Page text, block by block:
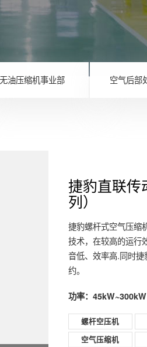
无油压缩机事业部 空气后部
捷豹直联传
列）
捷豹螺杆式空气压缩
技术，在较高的运行
音低、效率高.同时
约。
功率：45kW~300kW
螺杆空压机
空气压缩机